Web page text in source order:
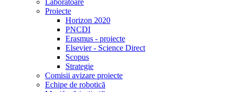
Laboratoare
Proiecte
Horizon 2020
PNCDI
Erasmus - proiecte
Elsevier - Science Direct
Scopus
Strategie
Comisii avizare proiecte
Echipe de robotică